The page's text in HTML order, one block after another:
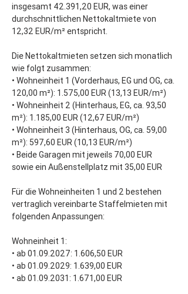
insgesamt 42.391,20 EUR, was einer
durchschnittlichen Nettokaltmiete von
12,32 EUR/m² entspricht.
Die Nettokaltmieten setzen sich monatlich
wie folgt zusammen:
• Wohneinheit 1 (Vorderhaus, EG und OG, ca.
120,00 m²): 1.575,00 EUR (13,13 EUR/m²)
• Wohneinheit 2 (Hinterhaus, EG, ca. 93,50
m²): 1.185,00 EUR (12,67 EUR/m²)
• Wohneinheit 3 (Hinterhaus, OG, ca. 59,00
m²): 597,60 EUR (10,13 EUR/m²)
• Beide Garagen mit jeweils 70,00 EUR
sowie ein Außenstellplatz mit 35,00 EUR
Für die Wohneinheiten 1 und 2 bestehen
vertraglich vereinbarte Staffelmieten mit
folgenden Anpassungen:
Wohneinheit 1:
• ab 01.09.2027: 1.606,50 EUR
• ab 01.09.2029: 1.639,00 EUR
• ab 01.09.2031: 1.671,00 EUR